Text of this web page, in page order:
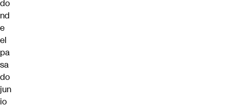
do
nd
e
el
pa
sa
do
jun
io